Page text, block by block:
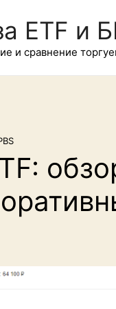
ETF и
и сравнение